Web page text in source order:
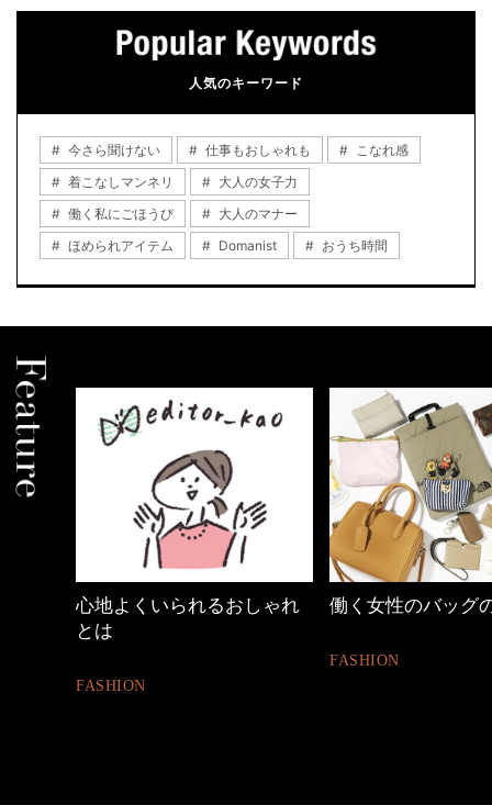
人気のキーワード
今さら聞けない 仕事もおしゃれも
こなれ感
着こなしマンネリ
大人の女子力
働く私にごほうび
大人のマナー
ほめられアイテム
Domanist おうち時間
働く女性のバッグの中身
【ワーママのきれ